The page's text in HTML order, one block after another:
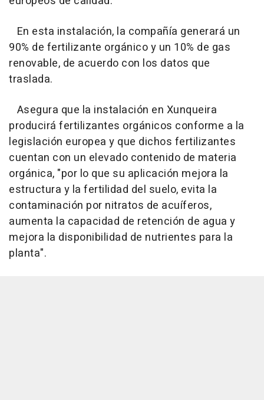
En esta instalación, la compañía generará un
90% de fertilizante orgánico y un 10% de gas
renovable, de acuerdo con los datos que
traslada.
Asegura que la instalación en Xunqueira
producirá fertilizantes orgánicos conforme a la
legislación europea y que dichos fertilizantes
cuentan con un elevado contenido de materia
orgánica, "por lo que su aplicación mejora la
estructura y la fertilidad del suelo, evita la
contaminación por nitratos de acuíferos,
aumenta la capacidad de retención de agua y
mejora la disponibilidad de nutrientes para la
planta".